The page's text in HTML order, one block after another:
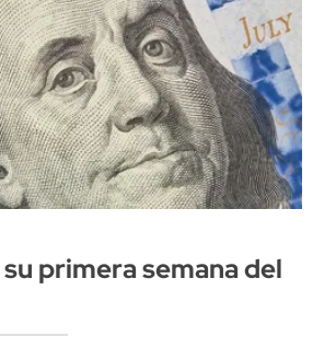
primera semana del